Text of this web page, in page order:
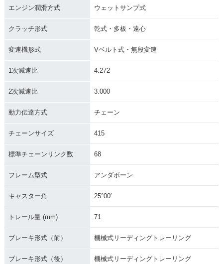
エンジン潤滑方式 ウェットサンプ式
クラッチ形式 乾式・多板・遠心
変速機形式 Vベルト式・無段変速
1次減速比 4.272
2次減速比 3.000
動力伝達方式 チェーン
チェーンサイズ 415
標準チェーンリンク数 68
フレーム型式 アンダボーン
キャスター角 25°00′
トレール量 (mm) 71
ブレーキ形式（前） 機械式リーディングトレーリング
ブレーキ形式（後） 機械式リーディングトレーリング